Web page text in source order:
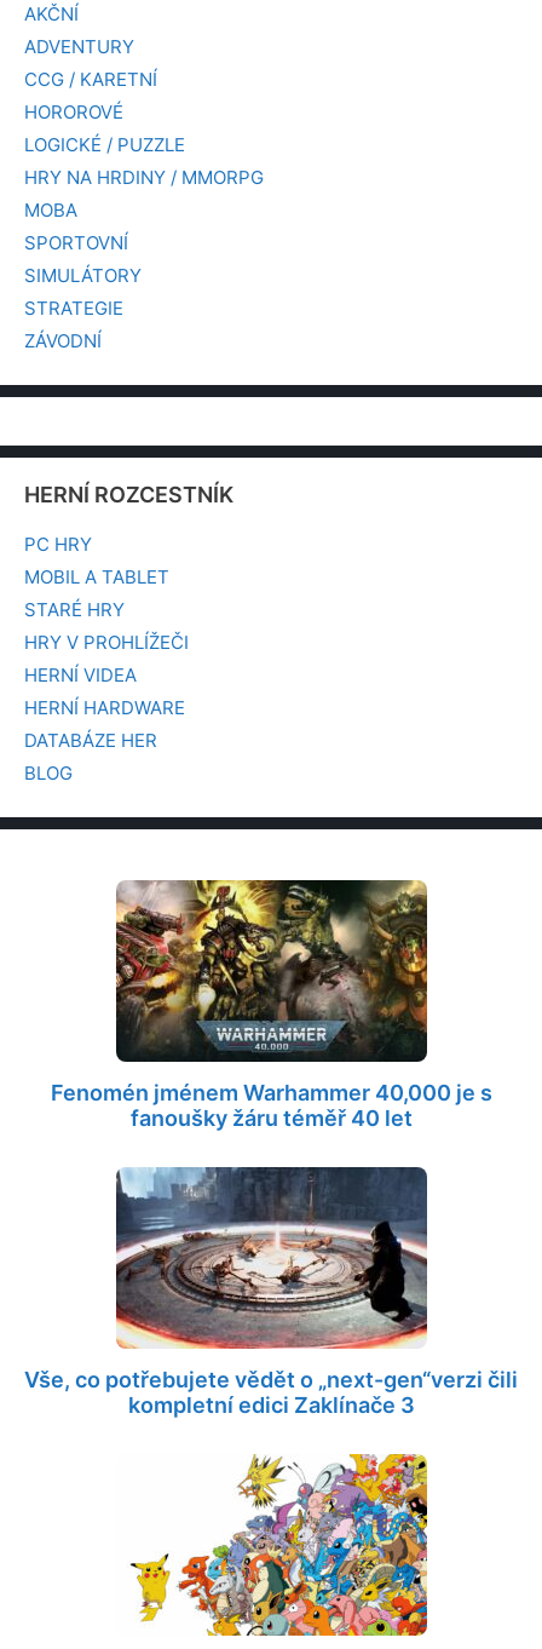
AKČNÍ
ADVENTURY
CCG / KARETNÍ
HOROROVÉ
LOGICKÉ / PUZZLE
HRY NA HRDINY / MMORPG
MOBA
SPORTOVNÍ
SIMULÁTORY
STRATEGIE
ZÁVODNÍ
HERNÍ ROZCESTNÍK
PC HRY
MOBIL A TABLET
STARÉ HRY
HRY V PROHLÍŽEČI
HERNÍ VIDEA
HERNÍ HARDWARE
DATABÁZE HER
BLOG
Fenomén jménem Warhammer 40,000 je s
fanoušky žáru téměř 40 let
Vše, co potřebujete vědět o „next-gen“verzi čili
kompletní edici Zaklínače 3